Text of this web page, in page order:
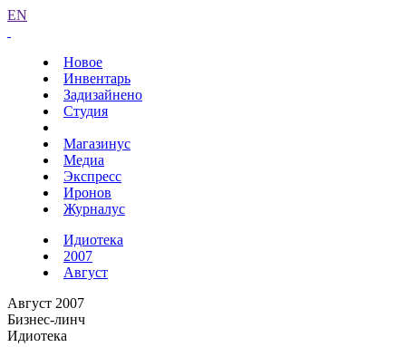
EN
Новое
Инвентарь
Задизайнено
Студия
Магазинус
Медиа
Экспресс
Иронов
Журналус
Идиотека
2007
Август
Август 2007
Бизнес-линч
Идиотека